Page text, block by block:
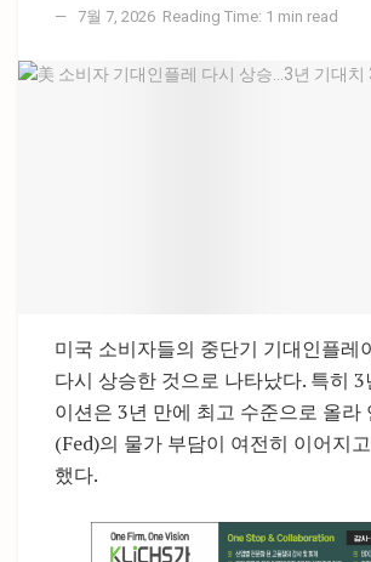
7월 7, 2026 Reading Time: 1 min read
미국 소비자들의 중단기 기대인플레
다시 상승한 것으로 나타났다. 특히
이션은 3년 만에 최고 수준으로 올라
(Fed)의 물가 부담이 여전히 이어지
했다.